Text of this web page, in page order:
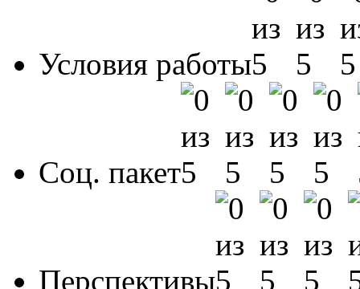
Условия работы
Соц. пакет
Перспективы